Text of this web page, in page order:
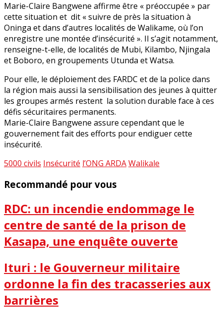
Marie-Claire Bangwene affirme être « préoccupée » par
cette situation et dit « suivre de près la situation à
Oninga et dans d’autres localités de Walikame, où l’on
enregistre une montée d’insécurité ». Il s’agit notamment,
renseigne-t-elle, de localités de Mubi, Kilambo, Njingala
et Boboro, en groupements Utunda et Watsa.
Pour elle, le déploiement des FARDC et de la police dans
la région mais aussi la sensibilisation des jeunes à quitter
les groupes armés restent la solution durable face à ces
défis sécuritaires permanents.
Marie-Claire Bangwene assure cependant que le
gouvernement fait des efforts pour endiguer cette
insécurité.​
5000 civils Insécurité l’ONG ARDAWalikale
Recommandé pour vous
RDC: un incendie endommage le
centre de santé de la prison de
Kasapa, une enquête ouverte
Ituri : le Gouverneur militaire
ordonne la fin des tracasseries aux
barrières